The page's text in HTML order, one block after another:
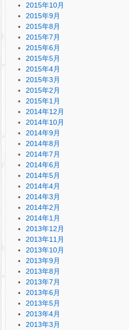
2015年10月
2015年9月
2015年8月
2015年7月
2015年6月
2015年5月
2015年4月
2015年3月
2015年2月
2015年1月
2014年12月
2014年10月
2014年9月
2014年8月
2014年7月
2014年6月
2014年5月
2014年4月
2014年3月
2014年2月
2014年1月
2013年12月
2013年11月
2013年10月
2013年9月
2013年8月
2013年7月
2013年6月
2013年5月
2013年4月
2013年3月